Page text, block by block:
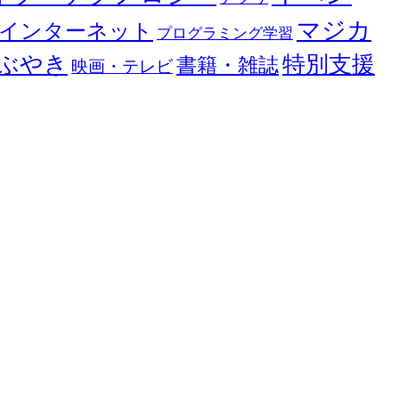
ンターネット プログラミング学習 マジカ
やき 映画・テレビ書籍・雑誌特別支援